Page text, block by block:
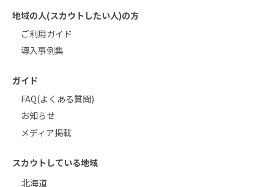
地域の人(スカウトしたい人)の方
ご利用ガイド
導入事例集
ガイド
FAQ(よくある質問)
お知らせ
メディア掲載
スカウトしている地域
北海道